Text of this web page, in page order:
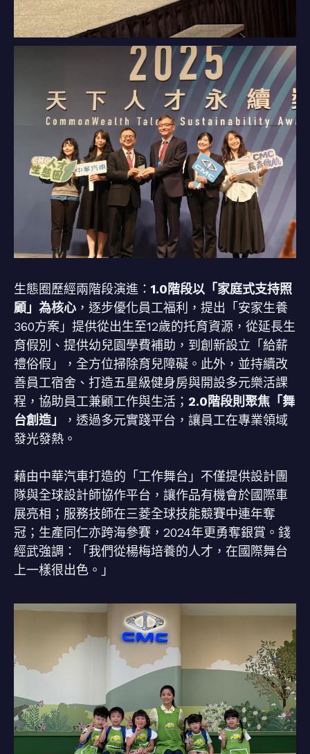
生態圈歷經兩階段演進： 1.0階段以「家庭式支持照
顧」為核心 ，逐步優化員工福利，提出「安家生養
360方案」提供從出生至12歲的托育資源，從延長生
育假別、提供幼兒園學費補助，到創新設立「給薪
禮俗假」，全方位掃除育兒障礙。此外，並持續改
善員工宿舍、打造五星級健身房與開設多元樂活課
程，協助員工兼顧工作與生活； 2.0階段則聚焦「舞
台創造」
，透過多元實踐平台，讓員工在專業領域
發光發熱。
藉由中華汽車打造的「工作舞台」不僅提供設計團
隊與全球設計師協作平台，讓作品有機會於國際車
展亮相；服務技師在三菱全球技能競賽中連年奪
冠；生產同仁亦跨海參賽，2024年更勇奪銀賞。錢
經武強調：「我們從楊梅培養的人才，在國際舞台
上一樣很出色。」